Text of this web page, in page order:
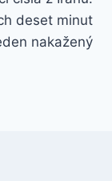
deset minut
nakažený